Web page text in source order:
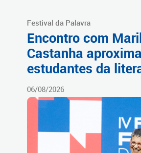
Festival da Palavra
Encontro com
Castanha aproxima
estudantes da
06/08/2026